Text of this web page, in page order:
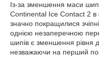
Із-за зменшення маси
Continental Ice Contact 2
значно покращилися
однією незаперечною
шипів є зменшення рівня
незважаючи на перший